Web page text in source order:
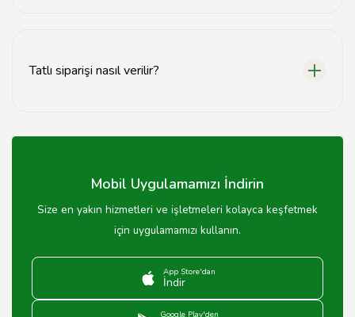
Tatlı siparişi nasıl verilir?
vererek tatlı alabilirsiniz.
Mobil Uygulamamızı İndirin
Size en yakın hizmetleri ve işletmeleri kolayca keşfetmek
için uygulamamızı kullanın.
App Store'dan
İndir
Google Play'den